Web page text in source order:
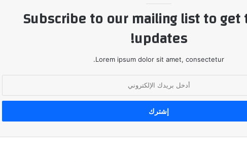
Subscribe to our mailing list to get
updates!
Lorem ipsum dolor sit amet, consectetur.